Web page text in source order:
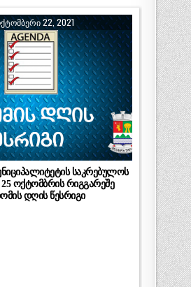
22, 2021
საკრებულოს
ოქტომბრის რიგგარეშე
დღის წესრიგი